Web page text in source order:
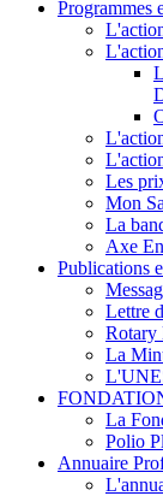
Programmes
Les
Mon
La
Axe
Publications
Lettre
Rotary
La
La
Polio
Annuaire